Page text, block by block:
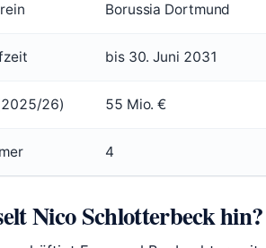
Borussia Dortmund
bis 30. Juni 2031
26) 55 Mio. €
4
Nico Schlotterbeck hin?